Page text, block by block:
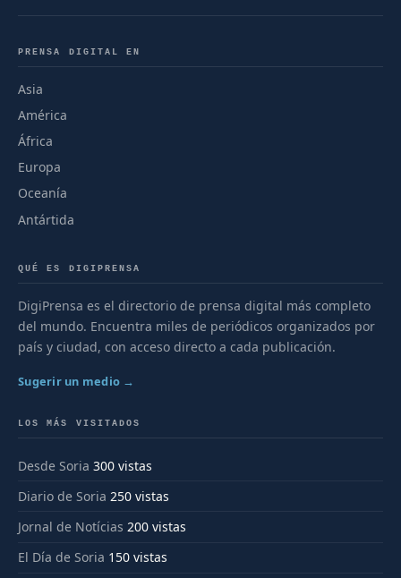
PRENSA DIGITAL EN
Asia
América
África
Europa
Oceanía
Antártida
QUÉ ES DIGIPRENSA
DigiPrensa es el directorio de prensa digital más completo
del mundo. Encuentra miles de periódicos organizados por
país y ciudad, con acceso directo a cada publicación.
Sugerir un medio →
LOS MÁS VISITADOS
Desde Soria 300 vistas
Diario de Soria 250 vistas
Jornal de Notícias 200 vistas
El Día de Soria 150 vistas